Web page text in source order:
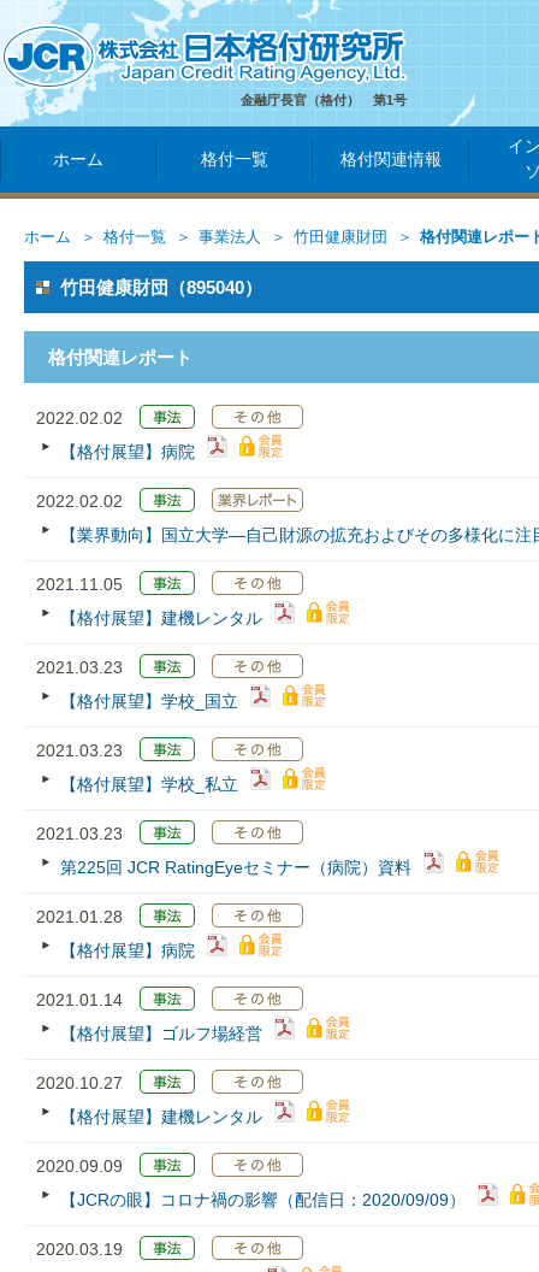
金融庁長官（格付） 第1号
ホーム 格付一覧 格付関連情報
イ
ホーム 格付一覧 事業法人 竹田健康財団 格付関連レポー
竹田健康財団（895040）
格付関連レポート
2022.02.02
【格付展望】病院
2022.02.02
【業界動向】国立大学―自己財源の拡充およびその多様化に
2021.11.05
【格付展望】建機レンタル
2021.03.23
【格付展望】学校_国立
2021.03.23
【格付展望】学校_私立
2021.03.23
第225回 JCR RatingEyeセミナー（病院）資料
2021.01.28
【格付展望】病院
2021.01.14
【格付展望】ゴルフ場経営
2020.10.27
【格付展望】建機レンタル
2020.09.09
【JCRの眼】コロナ禍の影響（配信日：2020/09/09）
2020.03.19